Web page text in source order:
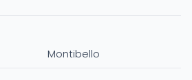
Montibello